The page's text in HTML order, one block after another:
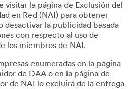
visitar la página de Exclusión del
en Red (NAI) para obtener
desactivar la publicidad basada
con respecto al uso de
los miembros de NAI.
enumeradas en la página
de DAA o en la página de
de NAI lo excluirá de la entrega